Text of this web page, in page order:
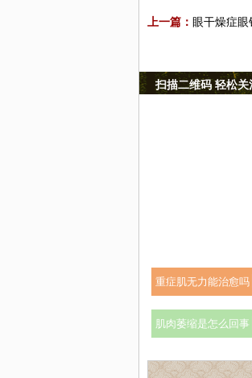
上一篇： 眼干燥症眼
扫描二维码 轻松